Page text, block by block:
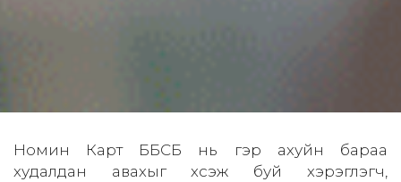
Номин Карт ББСБ нь гэр ахуйн бараа
худалдан авахыг хүсэж буй хэрэглэгч,